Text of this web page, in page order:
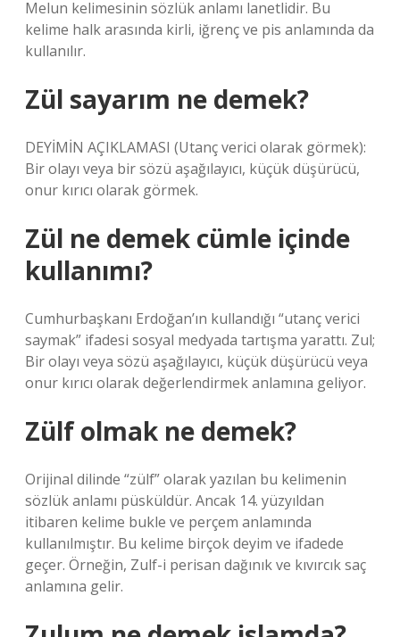
Melun kelimesinin sözlük anlamı lanetlidir. Bu
kelime halk arasında kirli, iğrenç ve pis anlamında da
kullanılır.
Zül sayarım ne demek?
DEYİMİN AÇIKLAMASI (Utanç verici olarak görmek):
Bir olayı veya bir sözü aşağılayıcı, küçük düşürücü,
onur kırıcı olarak görmek.
Zül ne demek cümle içinde
kullanımı?
Cumhurbaşkanı Erdoğan’ın kullandığı “utanç verici
saymak” ifadesi sosyal medyada tartışma yarattı. Zul;
Bir olayı veya sözü aşağılayıcı, küçük düşürücü veya
onur kırıcı olarak değerlendirmek anlamına geliyor.
Zülf olmak ne demek?
Orijinal dilinde “zülf” olarak yazılan bu kelimenin
sözlük anlamı püsküldür. Ancak 14. yüzyıldan
itibaren kelime bukle ve perçem anlamında
kullanılmıştır. Bu kelime birçok deyim ve ifadede
geçer. Örneğin, Zulf-i perisan dağınık ve kıvırcık saç
anlamına gelir.